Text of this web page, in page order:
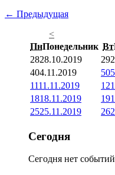
← Предыдущая
<
ПнПонедельник Вт
2828.10.2019 29
404.11.2019 5
1111.11.2019 12
1818.11.2019 19
2525.11.2019 26
Сегодня
Сегодня нет событий